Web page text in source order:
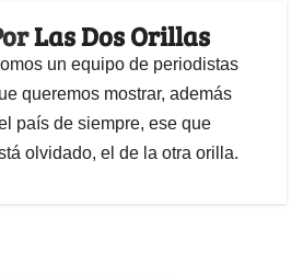
Las Dos Orillas
un equipo de periodistas
queremos mostrar, además
país de siempre, ese que
olvidado, el de la otra orilla.